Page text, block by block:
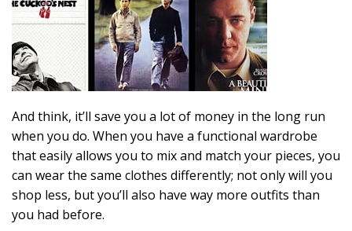
And think, it’ll save you a lot of money in the long run
when you do. When you have a functional wardrobe
that easily allows you to mix and match your pieces, you
can wear the same clothes differently; not only will you
shop less, but you’ll also have way more outfits than
you had before.